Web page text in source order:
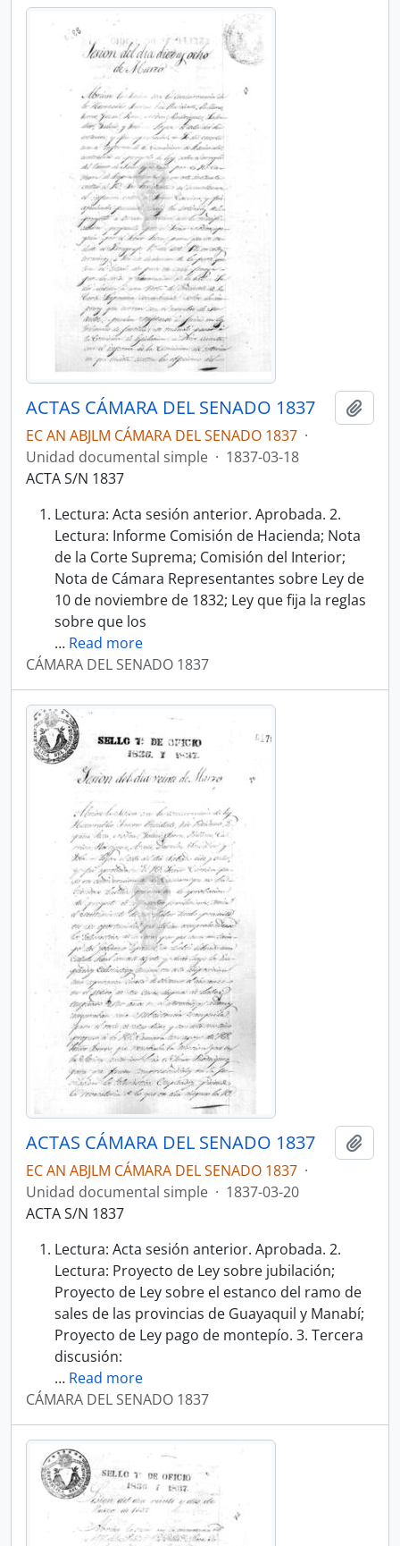
ACTAS CÁMARA DEL SENADO 1837
EC AN ABJLM CÁMARA DEL SENADO 1837 ·
Unidad documental simple · 1837-03-18
ACTA S/N 1837
Lectura: Acta sesión anterior. Aprobada. 2.
Lectura: Informe Comisión de Hacienda; Nota
de la Corte Suprema; Comisión del Interior;
Nota de Cámara Representantes sobre Ley de
10 de noviembre de 1832; Ley que fija la reglas
sobre que los
… Read more
CÁMARA DEL SENADO 1837
ACTAS CÁMARA DEL SENADO 1837
EC AN ABJLM CÁMARA DEL SENADO 1837 ·
Unidad documental simple · 1837-03-20
ACTA S/N 1837
Lectura: Acta sesión anterior. Aprobada. 2.
Lectura: Proyecto de Ley sobre jubilación;
Proyecto de Ley sobre el estanco del ramo de
sales de las provincias de Guayaquil y Manabí;
Proyecto de Ley pago de montepío. 3. Tercera
discusión:
… Read more
CÁMARA DEL SENADO 1837